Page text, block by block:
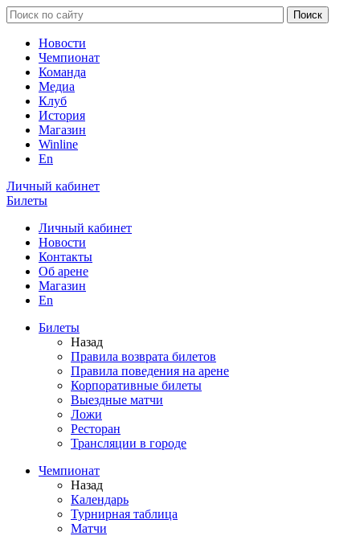
Новости
Чемпионат
Команда
Медиа
Клуб
История
Магазин
Winline
En
Личный кабинет
Билеты
Личный кабинет
Новости
Контакты
Об арене
Магазин
En
Билеты
Назад
Правила возврата билетов
Правила поведения на арене
Корпоративные билеты
Выездные матчи
Ложи
Ресторан
Трансляции в городе
Чемпионат
Назад
Календарь
Турнирная таблица
Матчи